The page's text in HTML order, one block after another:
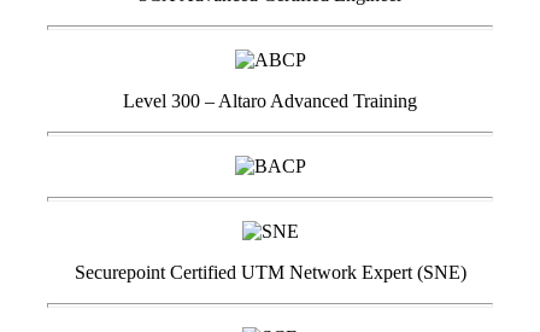
Level 300 – Altaro Advanced Training
Securepoint Certified UTM Network Expert (SNE)